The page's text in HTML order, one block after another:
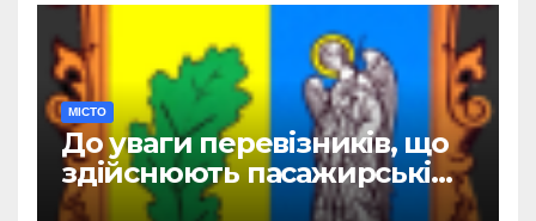
МІСТО
До уваги перевізників, що
здійснюють пасажирські
перевезення